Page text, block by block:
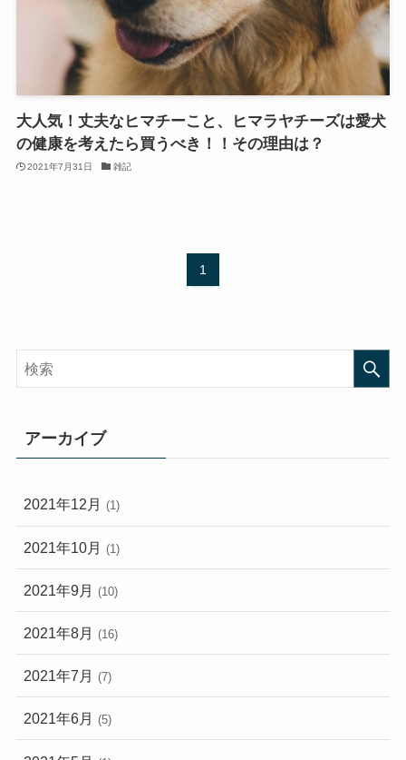
大人気！丈夫なヒマチーこと、ヒマラヤチーズは愛犬
の健康を考えたら買うべき！！その理由は？
2021年7月31日 雑記
1
アーカイブ
2021年12月 (1)
2021年10月 (1)
2021年9月 (10)
2021年8月 (16)
2021年7月 (7)
2021年6月 (5)